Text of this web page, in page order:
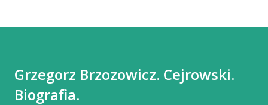
Grzegorz Brzozowicz. Cejrowski.
Biografia.